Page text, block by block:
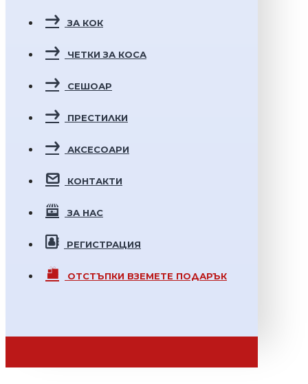
ЗА КОК
ЧЕТКИ ЗА КОСА
СЕШОАР
ПРЕСТИЛКИ
АКСЕСОАРИ
КОНТАКТИ
ЗА НАС
РЕГИСТРАЦИЯ
ОТСТЪПКИ ВЗЕМЕТЕ ПОДАРЪК